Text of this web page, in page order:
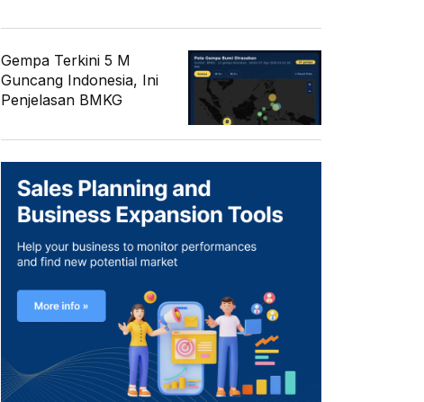
Gempa Terkini 5 M
Guncang Indonesia, Ini
Penjelasan BMKG